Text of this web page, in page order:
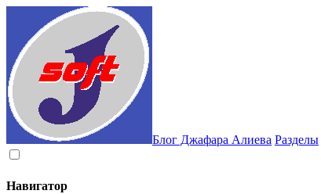
Блог Джафара Алиева Разделы
Навигатор